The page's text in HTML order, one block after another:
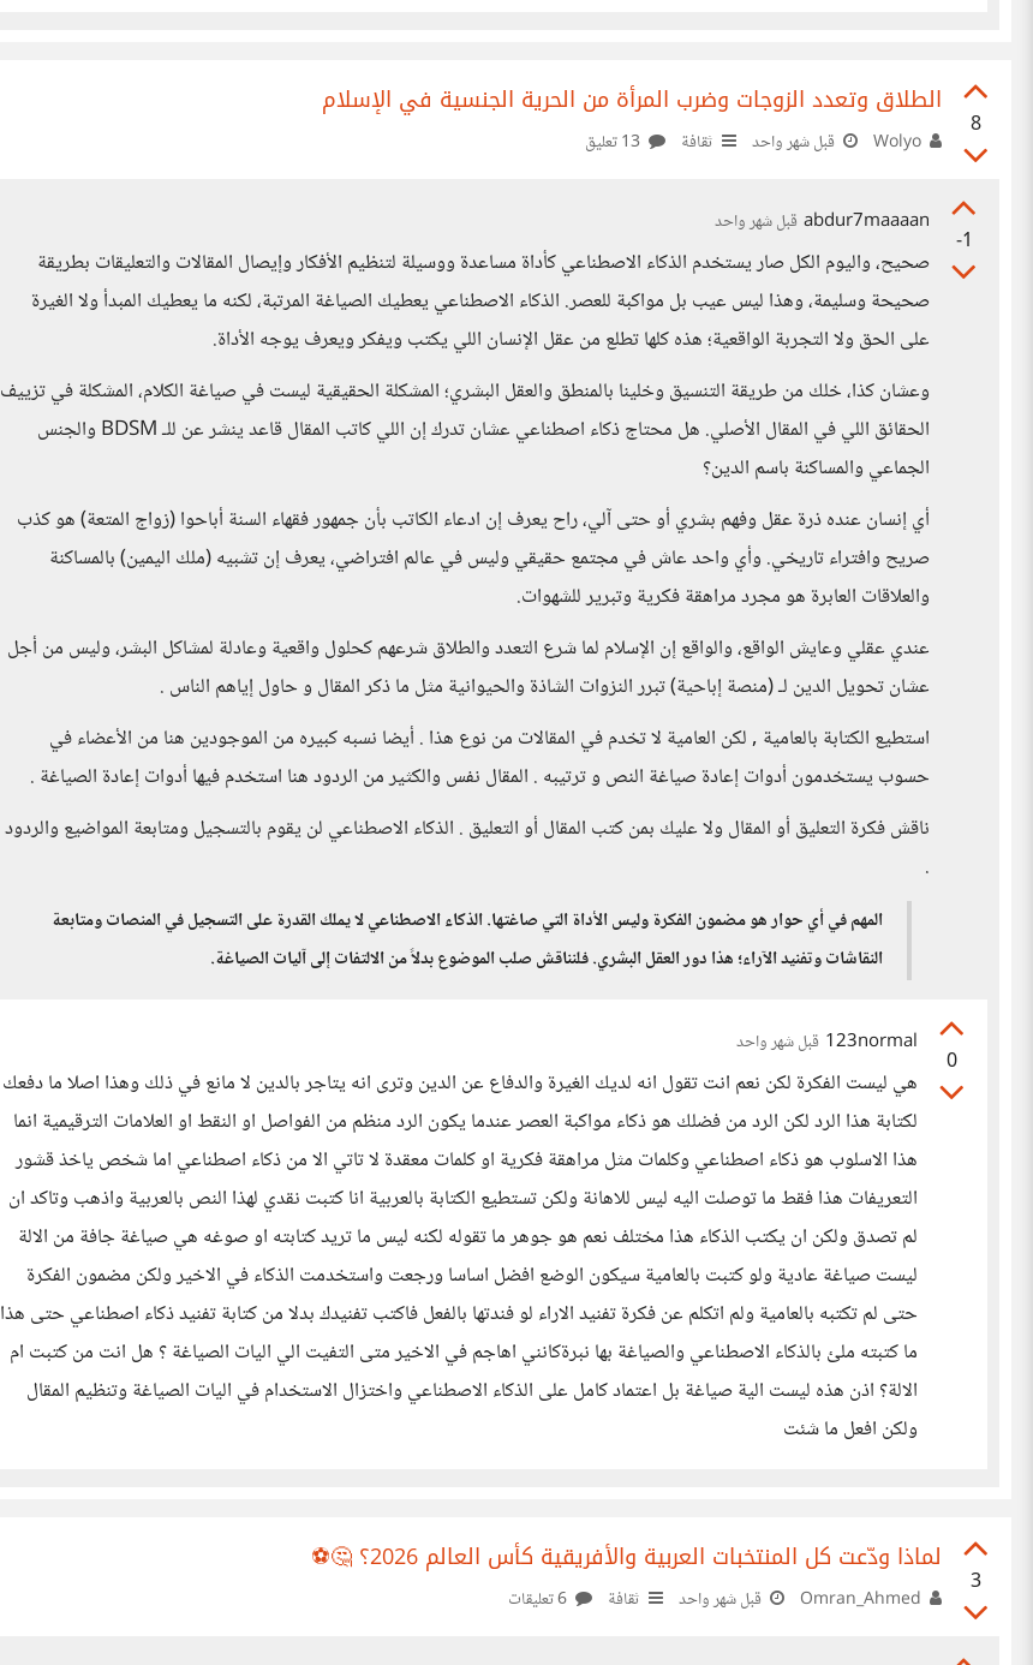
8
الطلاق وتعدد الزوجات وضرب المرأة من الحرية الجنسية في الإسلام
قبل شهر واحد ثقافة
-1
abdur7maaaan قبل شهر واحد
صحيح، واليوم الكل صار يستخدم الذكاء الاصطناعي كأداة مساعدة ووسيلة لتنظيم الأفكار وإيصال المقالات والتعليقات بطريقة
صحيحة وسليمة، وهذا ليس عيب بل مواكبة للعصر. الذكاء الاصطناعي يعطيك الصياغة المرتبة، لكنه ما يعطيك المبدأ ولا الغيرة
على الحق ولا التجربة الواقعية؛ هذه كلها تطلع من عقل الإنسان اللي يكتب ويفكر ويعرف يوجه الأداة.
وعشان كذا، خلك من طريقة التنسيق وخلينا بالمنطق والعقل البشري؛ المشكلة الحقيقية ليست في صياغة الكلام، المشكلة في تزييف
الحقائق اللي في المقال الأصلي. هل محتاج ذكاء اصطناعي عشان تدرك إن اللي كاتب المقال قاعد ينشر عن للـ BDSM والجنس
الجماعي والمساكنة باسم الدين؟
أي إنسان عنده ذرة عقل وفهم بشري أو حتى آلي، راح يعرف إن ادعاء الكاتب بأن جمهور فقهاء السنة أباحوا (زواج المتعة) هو كذب
صريح وافتراء تاريخي. وأي واحد عاش في مجتمع حقيقي وليس في عالم افتراضي، يعرف إن تشبيه (ملك اليمين) بالمساكنة
والعلاقات العابرة هو مجرد مراهقة فكرية وتبرير للشهوات.
عندي عقلي وعايش الواقع، والواقع إن الإسلام لما شرع التعدد والطلاق شرعهم كحلول واقعية وعادلة لمشاكل البشر، وليس من أجل
عشان تحويل الدين لـ (منصة إباحية) تبرر النزوات الشاذة والحيوانية مثل ما ذكر المقال و حاول إياهم الناس .
استطيع الكتابة بالعامية , لكن العامية لا تخدم في المقالات من نوع هذا . أيضا نسبه كبيره من الموجودين هنا من الأعضاء في
حسوب يستخدمون أدوات إعادة صياغة النص و ترتيبه . المقال نفس والكثير من الردود هنا استخدم فيها أدوات إعادة الصياغة .
ناقش فكرة التعليق أو المقال ولا عليك بمن كتب المقال أو التعليق . الذكاء الاصطناعي لن يقوم بالتسجيل ومتابعة المواضيع والردود
.
المهم في أي حوار هو مضمون الفكرة وليس الأداة التي صاغتها. الذكاء الاصطناعي لا يملك القدرة على التسجيل في المنصات ومتابعة
النقاشات وتفنيد الآراء؛ هذا دور العقل البشري. فلنناقش صلب الموضوع بدلاً من الالتفات إلى آليات الصياغة.
0
123normal قبل شهر واحد
هي ليست الفكرة لكن نعم انت تقول انه لديك الغيرة والدفاع عن الدين وترى انه يتاجر بالدين لا مانع في ذلك وهذا اصلا ما دفعك
لكتابة هذا الرد لكن الرد من فضلك هو ذكاء مواكبة العصر عندما يكون الرد منظم من الفواصل او النقط او العلامات الترقيمية انما
هذا الاسلوب هو ذكاء اصطناعي وكلمات مثل مراهقة فكرية او كلمات معقدة لا تاتي الا من ذكاء اصطناعي اما شخص ياخذ قشور
التعريفات هذا فقط ما توصلت اليه ليس للاهانة ولكن تستطيع الكتابة بالعربية انا كتبت نقدي لهذا النص بالعربية واذهب وتاكد ان
لم تصدق ولكن ان يكتب الذكاء هذا مختلف نعم هو جوهر ما تقوله لكنه ليس ما تريد كتابته او صوغه هي صياغة جافة من الالة
ليست صياغة عادية ولو كتبت بالعامية سيكون الوضع افضل اساسا ورجعت واستخدمت الذكاء في الاخير ولكن مضمون الفكرة
حتى لم تكتبه بالعامية ولم اتكلم عن فكرة تفنيد الاراء لو فندتها بالفعل فاكتب تفنيدك بدلا من كتابة تفنيد ذكاء اصطناعي حتى هذا
ما كتبته ملئ بالذكاء الاصطناعي والصياغة بها نبرةكانني اهاجم في الاخير متى التفيت الي اليات الصياغة ؟ هل انت من كتبت ام
الالة؟ اذن هذه ليست الية صياغة بل اعتماد كامل على الذكاء الاصطناعي واختزال الاستخدام في اليات الصياغة وتنظيم المقال
ولكن افعل ما شئت
3
لماذا ودّعت كل المنتخبات العربية والأفريقية كأس العالم 2026؟ 🤔⚽
قبل شهر واحد ثقافة